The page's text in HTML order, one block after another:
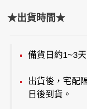
★出貨時間★
備貨日約1~3
出貨後，宅配
日後到貨。